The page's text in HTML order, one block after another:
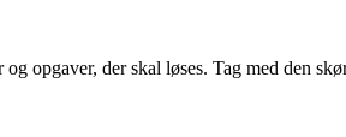
opgaver, der skal løses. Tag med den